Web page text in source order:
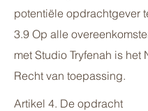
potentiële opdrachtgever
3.9 Op alle
met Studio Tryfenah is het
Recht van toepassing.
Artikel 4. De opdracht